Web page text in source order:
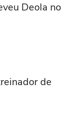
Deola no
de